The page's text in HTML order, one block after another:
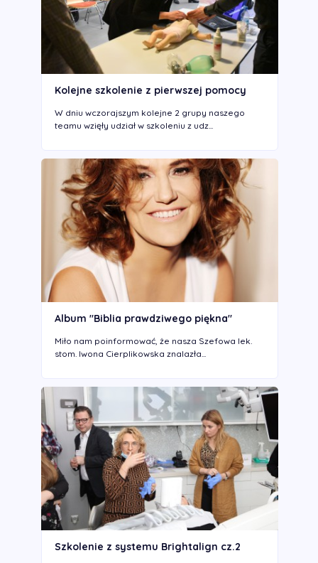
Kolejne szkolenie z pierwszej pomocy
W dniu wczorajszym kolejne 2 grupy naszego
teamu wzięły udział w szkoleniu z udz...
Album "Biblia prawdziwego piękna"
Miło nam poinformować, że nasza Szefowa lek.
stom. Iwona Cierplikowska znalazła...
Szkolenie z systemu Brightalign cz.2